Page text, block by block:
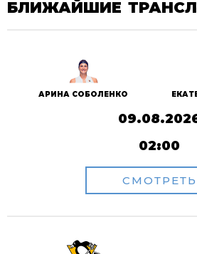
БЛИЖАЙШИЕ
АРИНА СОБОЛЕНКО
02:00
СМОТРЕТЬ